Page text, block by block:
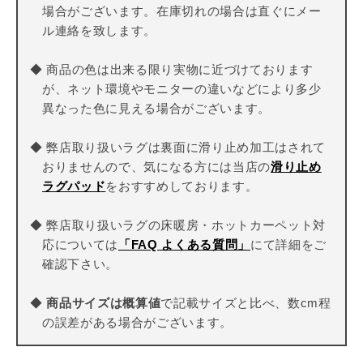
場合がございます。在庫切れの場合は直ぐにメー
ル連絡を致します。
◆ 商品の色は出来る限り実物に近づけております
が、ネット環境やモニターの違いなどにより多少
異なった色に見える場合がございます。
◆ 弊店取り扱いラグは裏面に滑り止め加工はされて
おりませんので、気になる方には当店の滑り止め
ラグパッドをおすすめしております。
◆ 弊店取り扱いラグの床暖房・ホットカーペット対
応については
「FAQ よくある質問」 にて詳細をご
確認下さい。
◆商品サイズは概算値で記載サイズと比べ、数cm程
の誤差がある場合がございます。